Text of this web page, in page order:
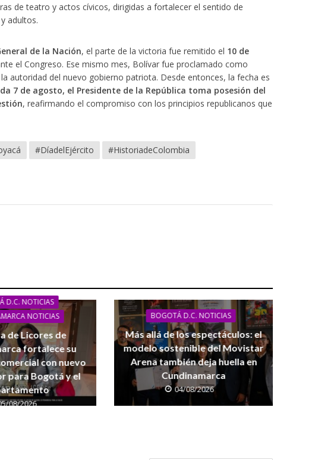
de teatro y actos cívicos, dirigidas a fortalecer el sentido de
adultos.
de la Nación, el parte de la victoria fue remitido el 10 de
el Congreso. Ese mismo mes, Bolívar fue proclamado como
autoridad del nuevo gobierno patriota. Desde entonces, la fecha es
7 de agosto, el Presidente de la República toma posesión del
, reafirmando el compromiso con los principios republicanos que
#DíadelEjército
#HistoriadeColombia
D.C. NOTICIAS
NOTICIAS
de Licores de
fortalece su
con nuevo
para Bogotá y el
08/2026
BOGOTÁ D.C. NOTICIAS
Más allá de los espectáculos: el
modelo sostenible del Movistar
Arena también deja huella en
Cundinamarca
04/08/2026